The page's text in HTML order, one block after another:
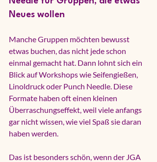
Neues wollen
Manche Gruppen möchten bewusst
etwas buchen, das nicht jede schon
einmal gemacht hat. Dann lohnt sich ein
Blick auf Workshops wie Seifengießen,
Linoldruck oder Punch Needle . Diese
Formate haben oft einen kleinen
Überraschungseffekt, weil viele anfangs
gar nicht wissen, wie viel Spaß sie daran
haben werden.
Das ist besonders schön, wenn der JGA